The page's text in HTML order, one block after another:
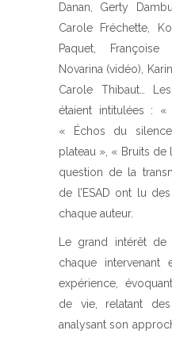
Danan, Gerty
Carole Fréchette,
Paquet,
Novarina (vidéo),
Carole Thibaut…
étaient intitulées : «
« Échos du
plateau », « Bruits de
question de la
de l’ESAD ont lu
chaque auteur.
Le grand intérêt de
chaque
expérience,
de vie, relatant
analysant son